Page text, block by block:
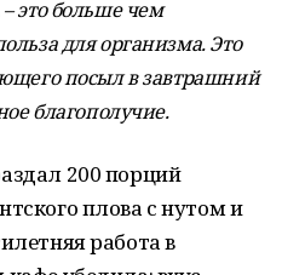
это больше чем
для организма. Это
посыл в завтрашний
благополучие.
200 порций
плова с нутом и
работа в